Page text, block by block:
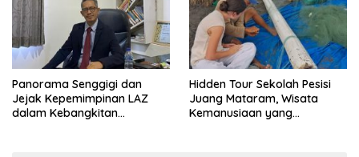
Panorama Senggigi dan
Jejak Kepemimpinan LAZ
dalam Kebangkitan
Hidden Tour Sekolah Pesisi
Juang Mataram, Wisata
Kemanusiaan yang